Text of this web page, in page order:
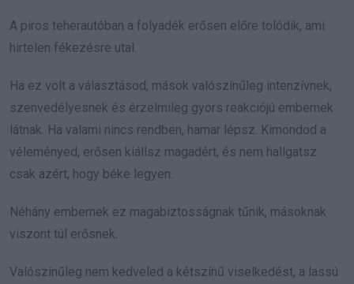
A piros teherautóban a folyadék erősen előre tolódik, ami
hirtelen fékezésre utal.
Ha ez volt a választásod, mások valószínűleg intenzívnek,
szenvedélyesnek és érzelmileg gyors reakciójú embernek
látnak. Ha valami nincs rendben, hamar lépsz. Kimondod a
véleményed, erősen kiállsz magadért, és nem hallgatsz
csak azért, hogy béke legyen.
Néhány embernek ez magabiztosságnak tűnik, másoknak
viszont túl erősnek.
Valószínűleg nem kedveled a kétszínű viselkedést, a lassú